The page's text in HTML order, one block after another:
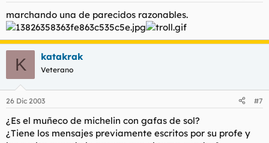
marchando una de parecidos razonables.
K katakrak
Veterano
26 Dic 2003 #7
¿Es el muñeco de michelin con gafas de sol?
¿Tiene los mensajes previamente escritos por su profe y